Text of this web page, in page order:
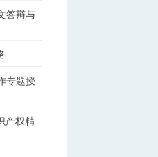
答辩与
专题授
产权精